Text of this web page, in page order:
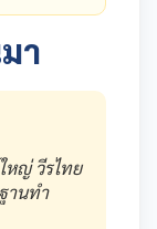
า
หญ่ วีรไทย
านทำ